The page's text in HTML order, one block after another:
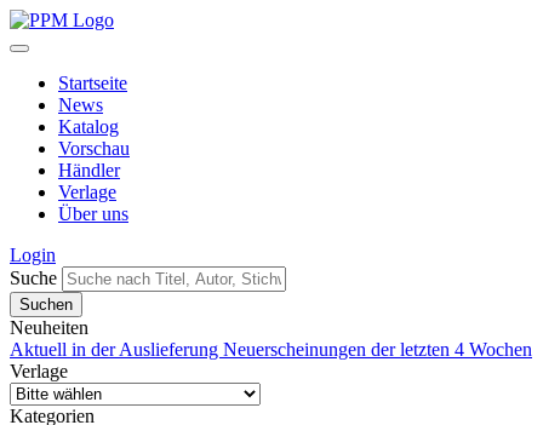
Startseite
News
Katalog
Vorschau
Händler
Verlage
Über uns
Login
Suche
Neuheiten
Aktuell in der Auslieferung Neuerscheinungen der letzten 4 Wochen
Verlage
Kategorien